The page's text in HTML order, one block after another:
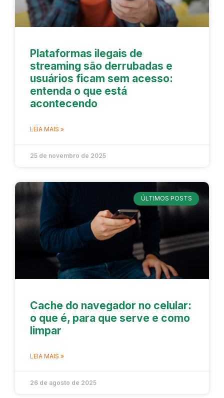
Plataformas ilegais de
streaming são derrubadas e
usuários ficam sem acesso:
entenda o que está
acontecendo
LEIA MAIS »
25 de novembro de 2025
ÚLTIMOS POSTS
Cache do navegador no celular:
o que é, para que serve e como
limpar
LEIA MAIS »
26 de agosto de 2025